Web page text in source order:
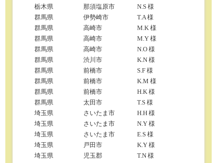
栃木県
那須塩原市
N.S 様
群馬県
伊勢崎市
T.A 様
群馬県
高崎市
M.K 様
群馬県
高崎市
M.Y 様
群馬県
高崎市
N.O 様
群馬県
渋川市
K.N 様
群馬県
前橋市
S.F 様
群馬県
前橋市
K.M 様
群馬県
前橋市
H.K 様
群馬県
太田市
T.S 様
埼玉県
さいたま市
H.H 様
埼玉県
さいたま市
N.Y 様
埼玉県
さいたま市
E.S 様
埼玉県
戸田市
K.Y 様
埼玉県
児玉郡
T.N 様